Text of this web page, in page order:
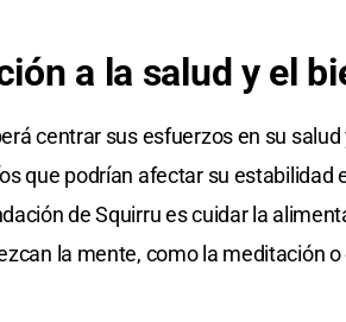
a la salud y el
centrar sus esfuerzos en su
que podrían afectar su estabilidad
de Squirru es cuidar la
la mente, como la meditación o